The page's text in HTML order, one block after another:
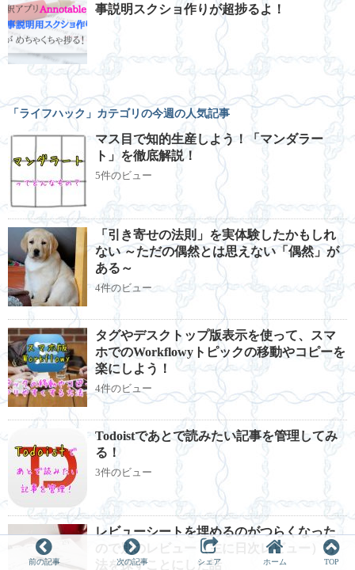
事説明スクショ作りが超捗るよ！
「ライフハック」カテゴリの今週の人気記事
マス目で知的生産しよう！「マンダラー
ト」を徹底解説！
5件のビュー
「引き寄せの法則」を実体験したかもしれ
ない ～ただの偶然とは思えない「偶然」が
ある～
4件のビュー
タグやデスクトップ版表示を使って、スマ
ホでのWorkflowyトピックの移動やコピーを
楽にしよう！
4件のビュー
Todoistであとで読みたい記事を管理してみ
る！
3件のビュー
レビューシートを埋めるのがつらくなった
ので別のレビュー（主に日次レビュー）方
法を探すことにした話
前の記事 次の記事 シェア ホーム TOP